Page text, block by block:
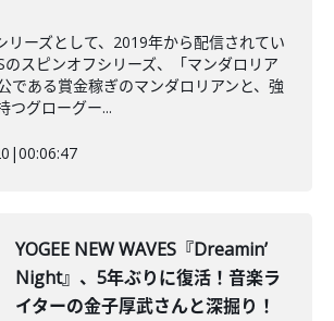
リーズとして、2019年から配信されてい
のスピンオフシリーズ、「マンダロリア
である賞金稼ぎのマンダロリアンと、強
つグローグー...
|00:06:47
️YOGEE NEW WAVES『Dreamin’
Night』、5年ぶりに復活！音楽ラ
イターの金子厚武さんと深掘り！